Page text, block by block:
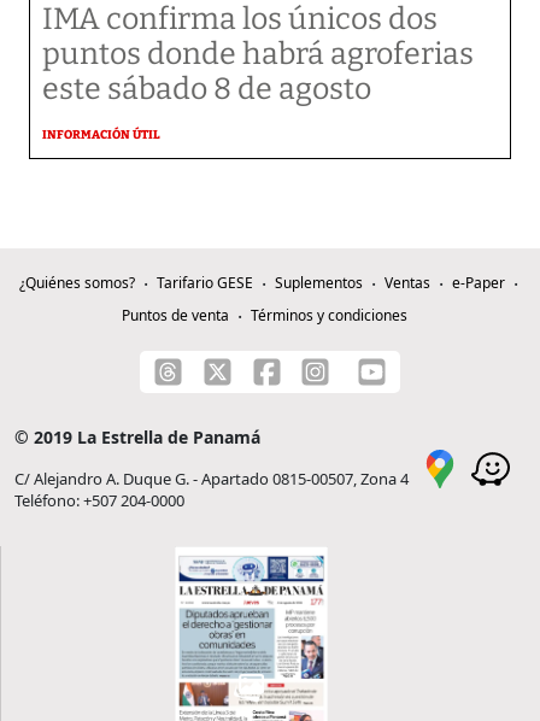
IMA confirma los únicos dos
puntos donde habrá agroferias
este sábado 8 de agosto
INFORMACIÓN ÚTIL
¿Quiénes somos? Tarifario GESE Suplementos Ventas
e-Paper
Puntos de venta
Términos y condiciones
© 2019 La Estrella de Panamá
C/ Alejandro A. Duque G. - Apartado 0815-00507, Zona 4
Teléfono: +507 204-0000